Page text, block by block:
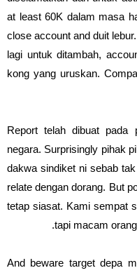
at least 60K dalam masa
close account and duit
lagi untuk ditambah,
kong yang uruskan.
Report telah dibuat pada
negara. Surprisingly pihak
dakwa sindiket ni sebab
relate dengan dorang. But
tetap siasat. Kami sempat
tapi macam
And beware target depa